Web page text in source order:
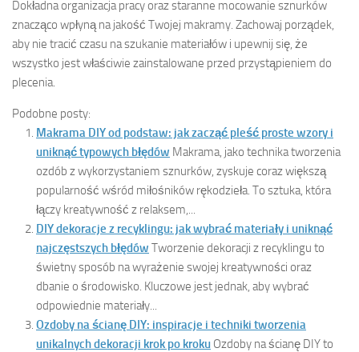
Dokładna organizacja pracy oraz staranne mocowanie sznurków
znacząco wpłyną na jakość Twojej makramy. Zachowaj porządek,
aby nie tracić czasu na szukanie materiałów i upewnij się, że
wszystko jest właściwie zainstalowane przed przystąpieniem do
plecenia.
Podobne posty:
Makrama DIY od podstaw: jak zacząć pleść proste wzory i
uniknąć typowych błędów Makrama, jako technika tworzenia
ozdób z wykorzystaniem sznurków, zyskuje coraz większą
popularność wśród miłośników rękodzieła. To sztuka, która
łączy kreatywność z relaksem,...
DIY dekoracje z recyklingu: jak wybrać materiały i uniknąć
najczęstszych błędów Tworzenie dekoracji z recyklingu to
świetny sposób na wyrażenie swojej kreatywności oraz
dbanie o środowisko. Kluczowe jest jednak, aby wybrać
odpowiednie materiały...
Ozdoby na ścianę DIY: inspiracje i techniki tworzenia
unikalnych dekoracji krok po kroku Ozdoby na ścianę DIY to